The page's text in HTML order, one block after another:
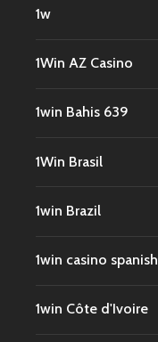
1w
1Win AZ Casino
1win Bahis 639
1Win Brasil
1win Brazil
1win casino spanish
1win Côte d'Ivoire